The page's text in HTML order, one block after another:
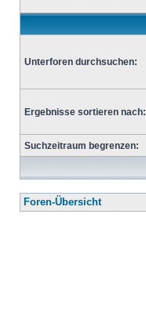
Unterforen durchsuchen:
Ergebnisse sortieren nach:
Suchzeitraum begrenzen:
Foren-Übersicht